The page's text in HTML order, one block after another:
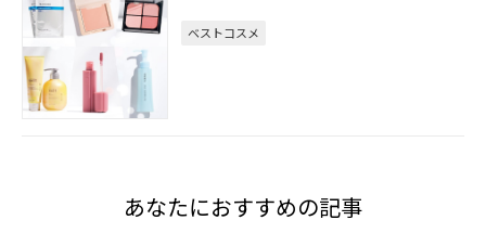
ベストコスメ
あなたにおすすめの記事